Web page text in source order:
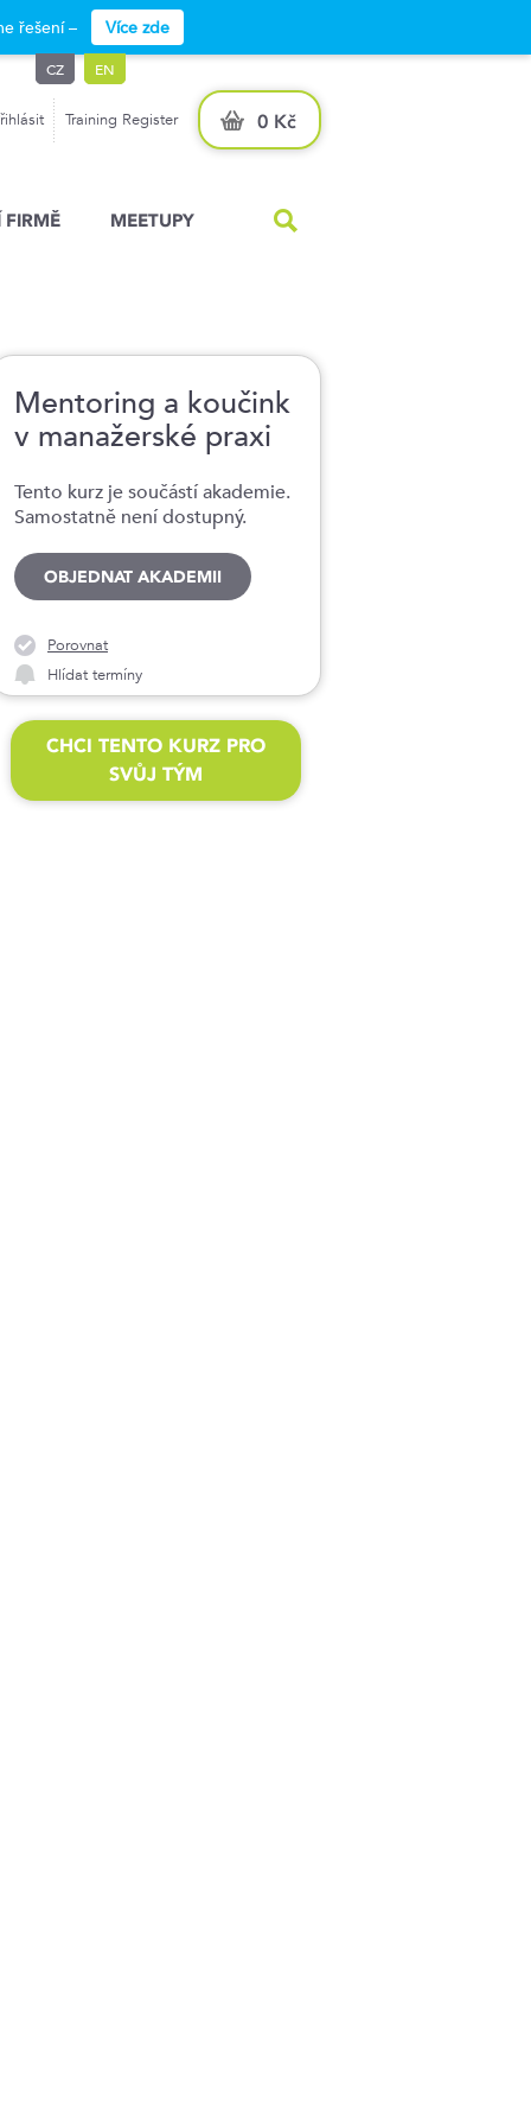
řešení – Více zde
Training Register 0 Kč
CZ EN
MEETUPY
Mentoring a koučink
v manažerské praxi
Tento kurz je součástí akademie.
Samostatně není dostupný.
OBJEDNAT AKADEMII
Porovnat
Hlídat termíny
CHCI TENTO KURZ PRO
SVŮJ TÝM